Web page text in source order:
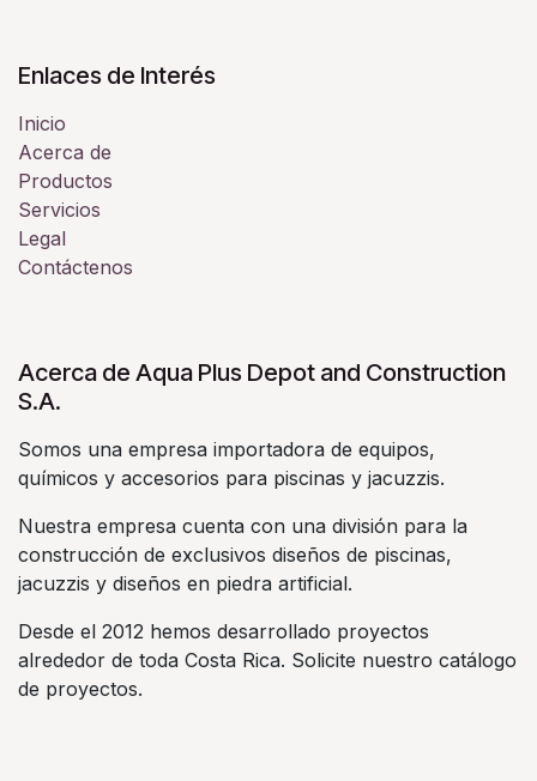
Enlaces de Interés
Inicio
Acerca de
Productos
Servicios
Legal
Contáctenos
Acerca de Aqua Plus Depot and Construction
S.A.
Somos una empresa importadora de equipos,
químicos y accesorios para piscinas y jacuzzis.
Nuestra empresa cuenta con una división para la
construcción de exclusivos diseños de piscinas,
jacuzzis y diseños en piedra artificial.
Desde el 2012 hemos desarrollado proyectos
alrededor de toda Costa Rica. Solicite nuestro catálogo
de proyectos.